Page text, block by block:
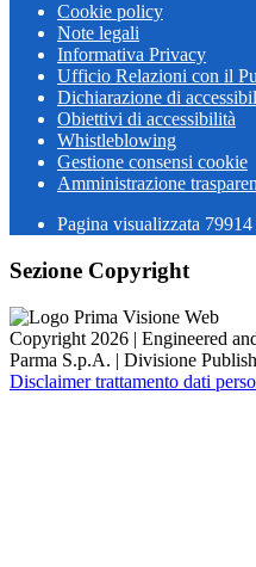
Cookie policy
Note legali
Informativa Privacy
Ufficio Relazioni con il
Dichiarazione di
Obiettivi di accessibilità
Whistleblowing
Gestione consensi cookie
Amministrazione
Pagina visualizzata 79914
Sezione Copyright
Copyright 2026 | Engineered
Parma S.p.A. | Divisione
Disclaimer trattamento dati